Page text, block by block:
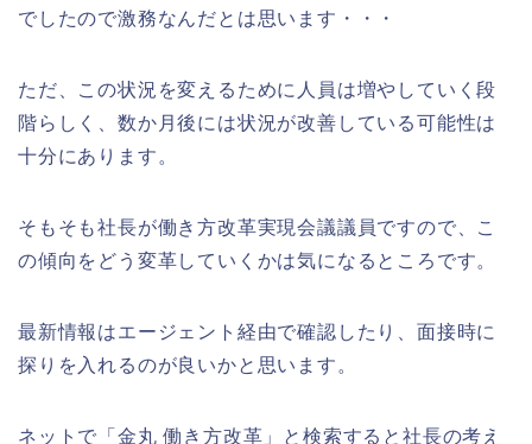
でしたので激務なんだとは思います・・・
ただ、この状況を変えるために人員は増やしていく段
階らしく、数か月後には状況が改善している可能性は
十分にあります。
そもそも社長が働き方改革実現会議議員ですので、こ
の傾向をどう変革していくかは気になるところです。
最新情報はエージェント経由で確認したり、面接時に
探りを入れるのが良いかと思います。
ネットで「金丸 働き方改革」と検索すると社長の考え